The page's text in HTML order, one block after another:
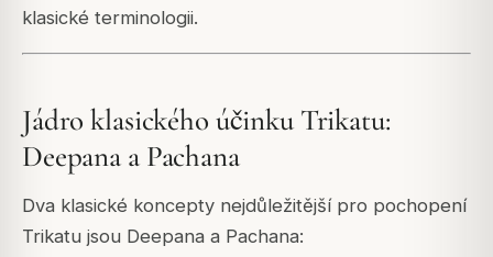
klasické terminologii.
Jádro klasického účinku Trikatu:
Deepana a Pachana
Dva klasické koncepty nejdůležitější pro pochopení
Trikatu jsou Deepana a Pachana: